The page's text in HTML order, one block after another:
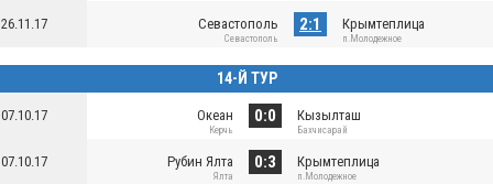
26.11.17 Севастополь
Севастополь
2:1 Крымтеплица
п.Молодежное
14-Й ТУР
07.10.17 Океан
Керчь
0:0 Кызылташ
Бахчисарай
07.10.17 Рубин Ялта
Ялта
0:3 Крымтеплица
п.Молодежное